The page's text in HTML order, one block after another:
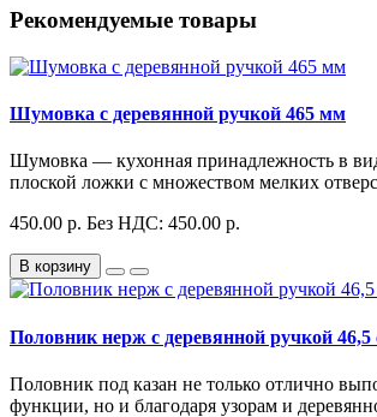
Рекомендуемые товары
Шумовка с деревянной ручкой 465 мм
Шумовка — кухонная принадлежность в
плоской ложки с множеством мелких
450.00 р. Без НДС: 450.00 р.
В корзину
Половник нерж с деревянной ручкой 46,5
Половник под казан не только отлично
функции, но и благодаря узорам и